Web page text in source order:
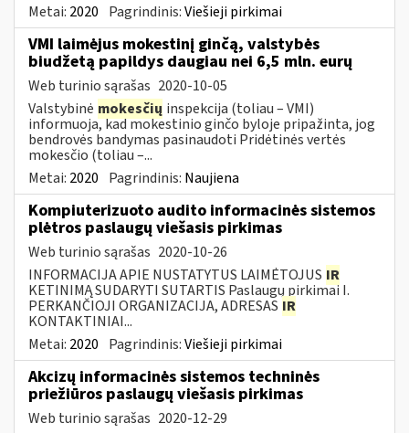
Metai: 2020 Pagrindinis:Viešieji pirkimai
VMI laimėjus mokestinį ginčą, valstybės
biudžetą papildys daugiau nei 6,5 mln. eurų
Web turinio sąrašas 2020-10-05
Valstybinė mokesčių inspekcija (toliau – VMI)
informuoja, kad mokestinio ginčo byloje pripažinta, jog
bendrovės bandymas pasinaudoti Pridėtinės vertės
mokesčio (toliau –...
Metai: 2020 Pagrindinis: Naujiena
Kompiuterizuoto audito informacinės sistemos
plėtros paslaugų viešasis pirkimas
Web turinio sąrašas 2020-10-26
INFORMACIJA APIE NUSTATYTUS LAIMĖTOJUS IR
KETINIMĄ SUDARYTI SUTARTIS Paslaugų pirkimai I.
PERKANČIOJI ORGANIZACIJA, ADRESAS IR
KONTAKTINIAI...
Metai: 2020 Pagrindinis:Viešieji pirkimai
Akcizų informacinės sistemos techninės
priežiūros paslaugų viešasis pirkimas
Web turinio sąrašas 2020-12-29